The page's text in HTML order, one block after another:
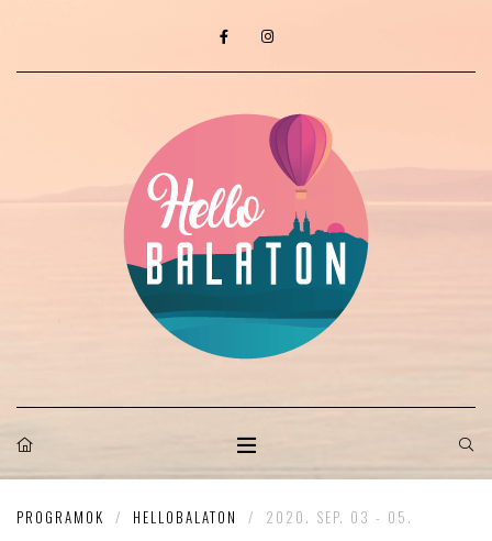
PROGRAMOK / HELLOBALATON / 2020. SEP. 03 - 05.